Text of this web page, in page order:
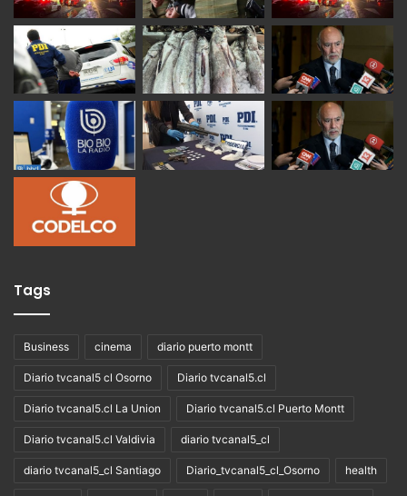
Tags
Business cinema diario puerto montt
Diario tvcanal5 cl Osorno Diario tvcanal5.cl
Diario tvcanal5.cl La Union Diario tvcanal5.cl Puerto Montt
Diario tvcanal5.cl Valdivia diario tvcanal5_cl
diario tvcanal5_cl Santiago Diario_tvcanal5_cl_Osorno health